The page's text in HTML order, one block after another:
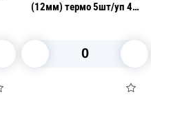
(12мм) термо 5шт/уп 48